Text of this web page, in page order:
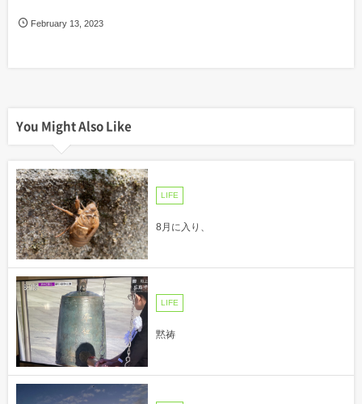
February 13 ,2023
You Might Also Like
LIFE
8月に入り、
LIFE
黙祷